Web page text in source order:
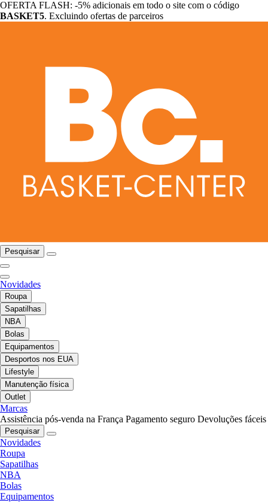
OFERTA FLASH: -5% adicionais em todo o site com o código
BASKET5. Excluindo ofertas de parceiros
Pesquisar
Novidades
Roupa
Sapatilhas
NBA
Bolas
Equipamentos
Desportos nos EUA
Lifestyle
Manutenção física
Outlet
Marcas
Assistência pós-venda na França Pagamento seguro Devoluções fáceis
Pesquisar
Novidades
Roupa
Sapatilhas
NBA
Bolas
Equipamentos